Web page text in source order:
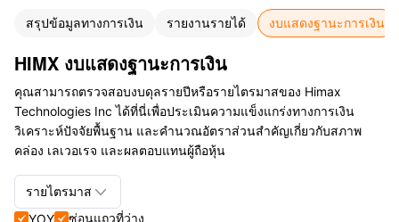
สรุปข้อมูลทางการเงิน รายงานรายได้ งบแสดงฐานะการเงิน
HIMX งบแสดงฐานะการเงิน
คุณสามารถตรวจสอบงบดุลรายปีหรือรายไตรมาสของ Himax
Technologies Inc ได้ที่นี่เพื่อประเมินความแข็งแกร่งทางการเงิน
วิเคราะห์ปัจจัยพื้นฐาน และคำนวณอัตราส่วนสำคัญเกี่ยวกับสภาพ
คล่อง เลเวอเรจ และผลตอบแทนผู้ถือหุ้น
รายไตรมาส 
YOY ซ่อนแถวที่ว่าง